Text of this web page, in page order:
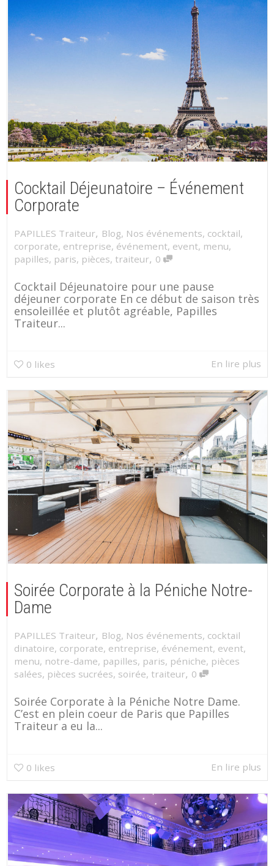
Cocktail Déjeunatoire – Événement
Corporate
PAPILLES Traiteur, Blog, Nos événements, cocktail,
corporate, entreprise, événement, event, menu,
papilles, paris, pièces, traiteur, 0
Cocktail Déjeunatoire pour une pause
déjeuner corporate En ce début de saison très
ensoleillée et plutôt agréable, Papilles
Traiteur...
0 likes En lire plus
Soirée Corporate à la Péniche Notre-
Dame
PAPILLES Traiteur, Blog, Nos événements, cocktail
dinatoire, corporate, entreprise, événement, event,
menu, notre-dame, papilles, paris, péniche, pièces
salées, pièces sucrées, soirée, traiteur, 0
Soirée Corporate à la Péniche Notre Dame.
C’est en plein coeur de Paris que Papilles
Traiteur a eu la...
0 likes En lire plus